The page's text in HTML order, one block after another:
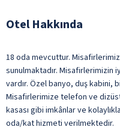
Otel Hakkında
18 oda mevcuttur.
sunulmaktadır. Misafirlerimizin
vardır. Özel banyo, duş kabini,
Misafirlerimize telefon ve
kasası gibi imkânlar ve
oda/kat hizmeti verilmektedir.